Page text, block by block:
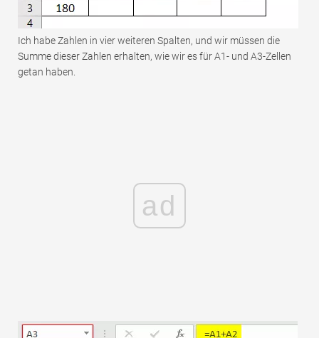
Ich habe Zahlen in vier weiteren Spalten, und wir müssen die
Summe dieser Zahlen erhalten, wie wir es für A1- und A3-Zellen
getan haben.
ad